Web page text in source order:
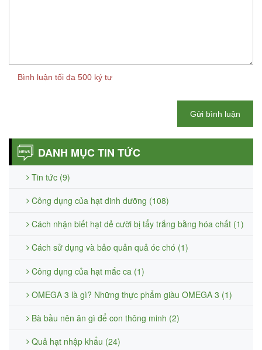
Bình luận tối đa 500 ký tự
Gửi bình luận
DANH MỤC TIN TỨC
Tin tức (9)
Công dụng của hạt dinh dưỡng (108)
Cách nhận biết hạt dẻ cười bị tẩy trắng bằng hóa chất (1)
Cách sử dụng và bảo quản quả óc chó (1)
Công dụng của hạt mắc ca (1)
OMEGA 3 là gì? Những thực phẩm giàu OMEGA 3 (1)
Bà bầu nên ăn gì để con thông minh (2)
Quả hạt nhập khẩu (24)